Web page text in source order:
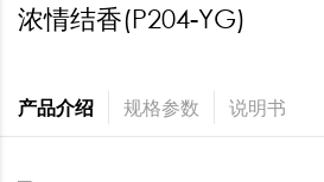
浓情结香(P204-YG)
产品介绍 规格参数 说明书